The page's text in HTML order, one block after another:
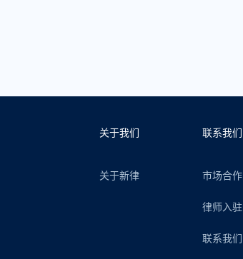
关于我们
关于新律
联系我们
市场合作
律师入驻
联系我们